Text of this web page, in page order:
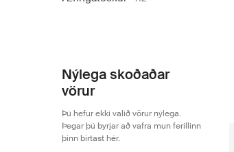
Nýlega skoðaðar
vörur
Þú hefur ekki valið vörur nýlega.
Þegar þú byrjar að vafra mun ferillinn
þinn birtast hér.